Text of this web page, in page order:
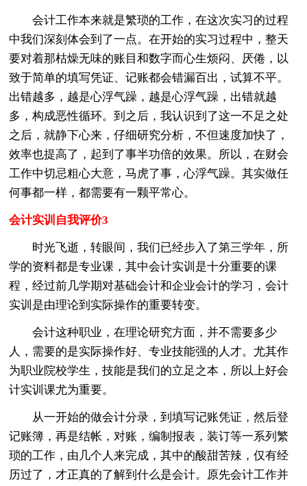
会计工作本来就是繁琐的工作，在这次实习的过程
中我们深刻体会到了一点。在开始的实习过程中，整天
要对着那枯燥无味的账目和数字而心生烦闷、厌倦，以
致于简单的填写凭证、记账都会错漏百出，试算不平。
出错越多，越是心浮气躁，越是心浮气躁，出错就越
多，构成恶性循环。到之后，我认识到了这一不足之处
之后，就静下心来，仔细研究分析，不但速度加快了，
效率也提高了，起到了事半功倍的效果。所以，在财会
工作中切忌粗心大意，马虎了事，心浮气躁。其实做任
何事都一样，都需要有一颗平常心。
会计实训自我评价3
时光飞逝，转眼间，我们已经步入了第三学年，所
学的资料都是专业课，其中会计实训是十分重要的课
程，经过前几学期对基础会计和企业会计的学习，会计
实训是由理论到实际操作的重要转变。
会计这种职业，在理论研究方面，并不需要多少
人，需要的是实际操作好、专业技能强的人才。尤其作
为职业院校学生，技能是我们的立足之本，所以上好会
计实训课尤为重要。
从一开始的做会计分录，到填写记账凭证，然后登
记账簿，再是结帐，对账，编制报表，装订等一系列繁
琐的工作，由几个人来完成，其中的酸甜苦辣，仅有经
历过了，才正真的了解到什么是会计。原先会计工作并